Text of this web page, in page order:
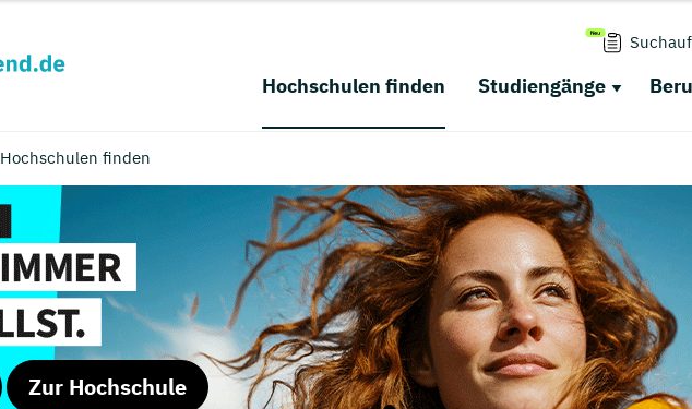
Hochschulen finden Studiengänge
Hochschulen finden
Zur Hochschule